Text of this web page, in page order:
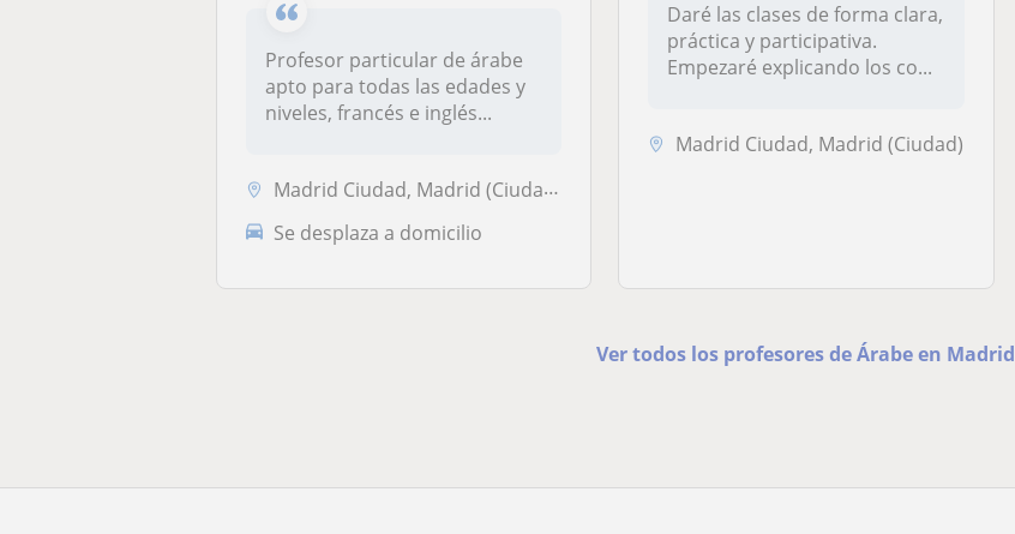
Profesor particular de árabe
apto para todas las edades y
niveles, francés e inglés...
Madrid Ciudad, Madrid (Ciudad), Pozuelo de Alarcón
Se desplaza a domicilio
Daré las clases de forma clara,
práctica y participativa.
Empezaré explicando los co...
Madrid Ciudad, Madrid (Ciudad)
Ver todos los profesores de Árabe en Madrid